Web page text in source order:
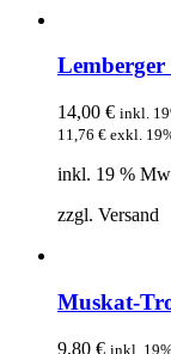
14,00 € inkl.
11,76 € exkl.
inkl. 19 %
zzgl. Versand
Muskat-
9,80 € inkl.